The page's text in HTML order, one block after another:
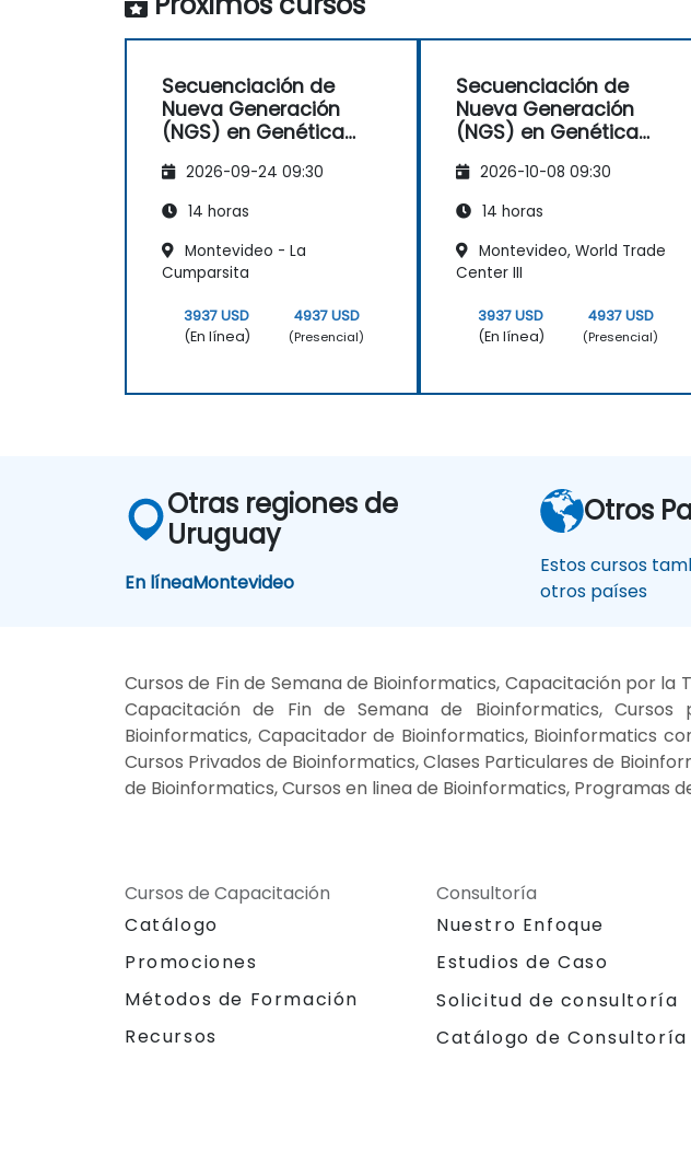
legales y éticas en la genómica
Secuenciación de
Nueva Generación
(NGS) en Genética
Antropología
2026-09-24 09:30
14 horas
Montevideo - La
Cumparsita
3937 USD
(En línea)
4937 USD
(Presencial)
Secuenciación de
Nueva Generación
(NGS) en Genética
Antropología
2026-10-08 09:30
14 horas
Montevideo, World Trade
Center III
3937 USD
(En línea)
4937 USD
(Presencial)
Otras regiones de
Uruguay
En líneaMontevideo
Otros
Estos cursos
otros países
Cursos de Fin de Semana de Bioinformatics, Capacitación por
Capacitación de Fin de Semana de Bioinformatics,
Bioinformatics, Capacitador de Bioinformatics, Bioinformatics
Cursos Privados de Bioinformatics, Clases Particulares de
de Bioinformatics, Cursos en linea de Bioinformatics, Programas
Cursos de Capacitación
Catálogo
Promociones
Métodos de Formación
Recursos
Consultoría
Nuestro Enfoque
Estudios de Caso
Solicitud de consultoría
Catálogo de Consultoría